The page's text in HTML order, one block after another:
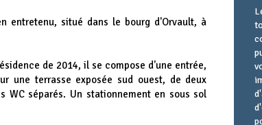
entretenu, situé dans le bourg d'Orvault, à
de 2014, il se compose d'une entrée,
une terrasse exposée sud ouest, de deux
WC séparés. Un stationnement en sous sol